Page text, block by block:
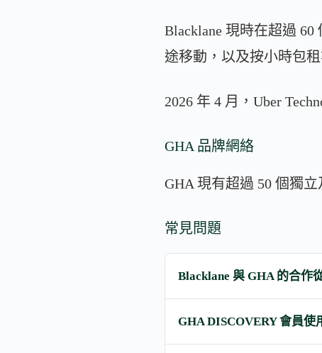
Blacklane 現時在超過
途移動，以及按小時包
2026 年 4 月，Uber
GHA 品牌網絡
GHA 現有超過 50 個獨
常見問題
Blacklane 與 GHA 的合作
GHA DISCOVERY 會員使